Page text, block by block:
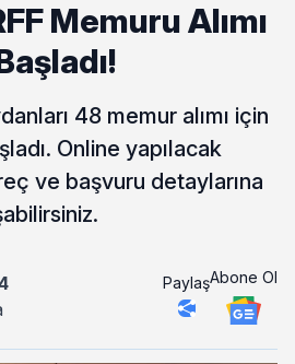
Memuru Alımı
48 memur alımı için
Online yapılacak
ve başvuru detaylarına
PaylaşAbone Ol